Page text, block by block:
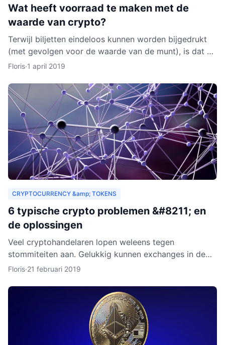
Wat heeft voorraad te maken met de
waarde van crypto?
Terwijl biljetten eindeloos kunnen worden bijgedrukt
(met gevolgen voor de waarde van de munt), is dat bij
cryptocurrencies anders. Hoe werkt dit nu eigenlijk p
Floris·1 april 2019
CRYPTOCURRENCY &amp; TOKENS
6 typische crypto problemen &#8211; en
de oplossingen
Veel cryptohandelaren lopen weleens tegen
stommiteiten aan. Gelukkig kunnen exchanges in de
meeste gevallen helpen. Helaas zijn er ook gevallen
Floris·21 februari 2019